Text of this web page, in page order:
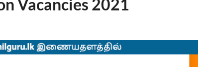
Vacancies 2021